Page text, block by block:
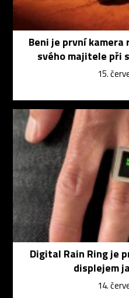
Beni je první
svého majitele při
15.
Digital Rain Ring je
displejem
14.